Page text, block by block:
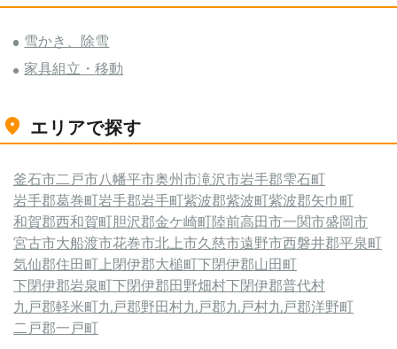
雪かき、除雪
家具組立・移動
エリアで探す
釜石市二戸市八幡平市奥州市滝沢市岩手郡雫石町
岩手郡葛巻町岩手郡岩手町紫波郡紫波町紫波郡矢巾町
和賀郡西和賀町胆沢郡金ケ崎町陸前高田市一関市盛岡市
宮古市大船渡市花巻市北上市久慈市遠野市西磐井郡平泉町
気仙郡住田町 上閉伊郡大槌町下閉伊郡山田町
下閉伊郡岩泉町下閉伊郡田野畑村下閉伊郡普代村
九戸郡軽米町九戸郡野田村九戸郡九戸村九戸郡洋野町
二戸郡一戸町